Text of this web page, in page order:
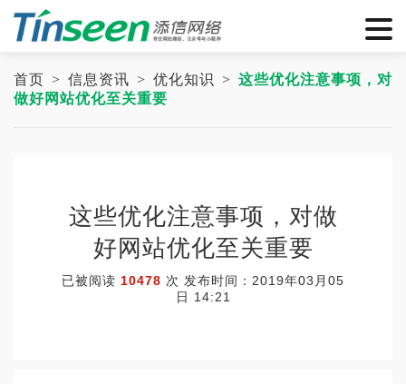
首页 > 信息资讯 > 优化知识 > 这些优化注意事项，对
做好网站优化至关重要
这些优化注意事项，对做
好网站优化至关重要
已被阅读 10478 次 发布时间：2019年03月05
日 14:21